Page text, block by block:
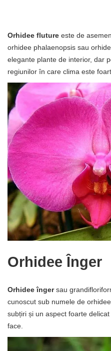
Orhidee fluture este de
orhidee phalaenopsis sau
elegante plante de interior, dar
regiunilor în care clima este
Orhidee Înger
Orhidee îngersau
cunoscut sub numele de
subțiri și un aspect foarte
face.